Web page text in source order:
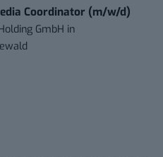
Coordinator (m/w/d)
GmbH in